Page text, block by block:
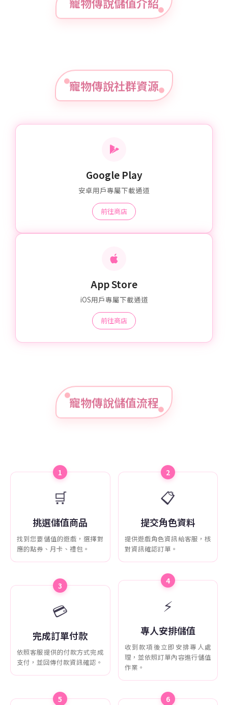
寵物傳說儲值介紹
寵物傳說社群資源
Google Play
安卓用戶專屬下載通道
前往商店
App Store
iOS用戶專屬下載通道
前往商店
寵物傳說儲值流程
1
🛒
挑選儲值商品
找到您要儲值的遊戲，選擇對
應的點券、月卡、禮包。
2
📋
提交角色資料
提供遊戲角色資訊給客服，核
對資訊確認訂單。
3
💳
完成訂單付款
依照客服提供的付款方式完成
支付，並回傳付款資訊確認。
4
⚡
專人安排儲值
收到款項後立即安排專人處
理，並依照訂單內容進行儲值
作業。
5 6